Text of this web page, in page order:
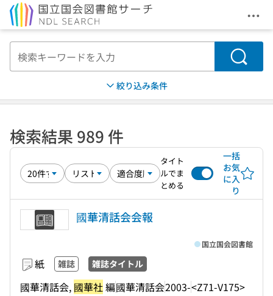
メ
検索
絞り込み条件
検索結果 989 件
タイト
ルでま
とめる
一括
お気
に入
り
國華清話会会報
紙 雑誌 雑誌タイトル
國華清話会, 國華社編國華清話会2003-<Z71-V175>
国立国会図書館